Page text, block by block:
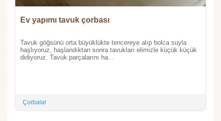
Ev yapımı tavuk çorbası
Tavuk göğsünü orta büyüklükte tencereye alıp bolca suyla
haşlıyoruz, haşlandıktan sonra tavukları elimizle küçük küçük
didiyoruz. Tavuk parçalarını ha...
Çorbalar